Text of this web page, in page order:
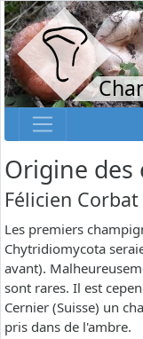
Origine
Félicien Corbat
Les premiers
Chytridiomycota
avant).
sont rares. Il est
Cernier (Suisse) un
pris dans de l'ambre.